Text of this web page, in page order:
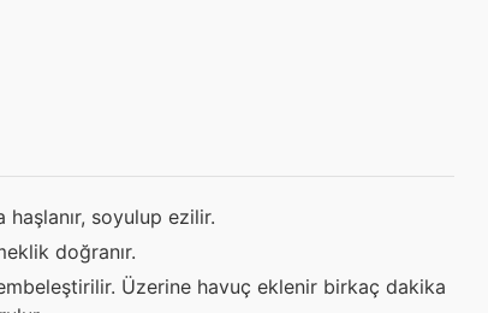
soyulup ezilir.
doğranır.
Üzerine havuç eklenir birkaç dakika